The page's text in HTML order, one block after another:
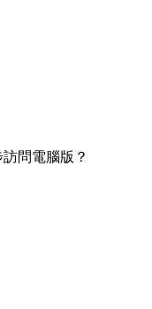
問電腦版？